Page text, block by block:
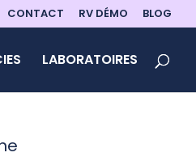
CONTACT RV DÉMO BLOG
LABORATOIRES